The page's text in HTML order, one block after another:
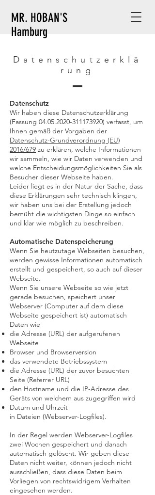
MR. HOBAN'S
Hamburg
Datenschutzerklä
rung
Datenschutz
Wir haben diese Datenschutzerklärung
(Fassung 04.05.2020-311173920) verfasst, um
Ihnen gemäß der Vorgaben der
Datenschutz-Grundverordnung (EU)
2016/679 zu erklären, welche Informationen
wir sammeln, wie wir Daten verwenden und
welche Entscheidungsmöglichkeiten Sie als
Besucher dieser Webseite haben.
Leider liegt es in der Natur der Sache, dass
diese Erklärungen sehr technisch klingen,
wir haben uns bei der Erstellung jedoch
bemüht die wichtigsten Dinge so einfach
und klar wie möglich zu beschreiben.
Automatische Datenspeicherung
Wenn Sie heutzutage Webseiten besuchen,
werden gewisse Informationen automatisch
erstellt und gespeichert, so auch auf dieser
Webseite.
Wenn Sie unsere Webseite so wie jetzt
gerade besuchen, speichert unser
Webserver (Computer auf dem diese
Webseite gespeichert ist) automatisch
Daten wie
die Adresse (URL) der aufgerufenen
Webseite
Browser und Browserversion
das verwendete Betriebssystem
die Adresse (URL) der zuvor besuchten
Seite (Referrer URL)
den Hostname und die IP-Adresse des
Geräts von welchem aus zugegriffen wird
Datum und Uhrzeit
in Dateien (Webserver-Logfiles).
In der Regel werden Webserver-Logfiles
zwei Wochen gespeichert und danach
automatisch gelöscht. Wir geben diese
Daten nicht weiter, können jedoch nicht
ausschließen, dass diese Daten beim
Vorliegen von rechtswidrigem Verhalten
eingesehen werden.